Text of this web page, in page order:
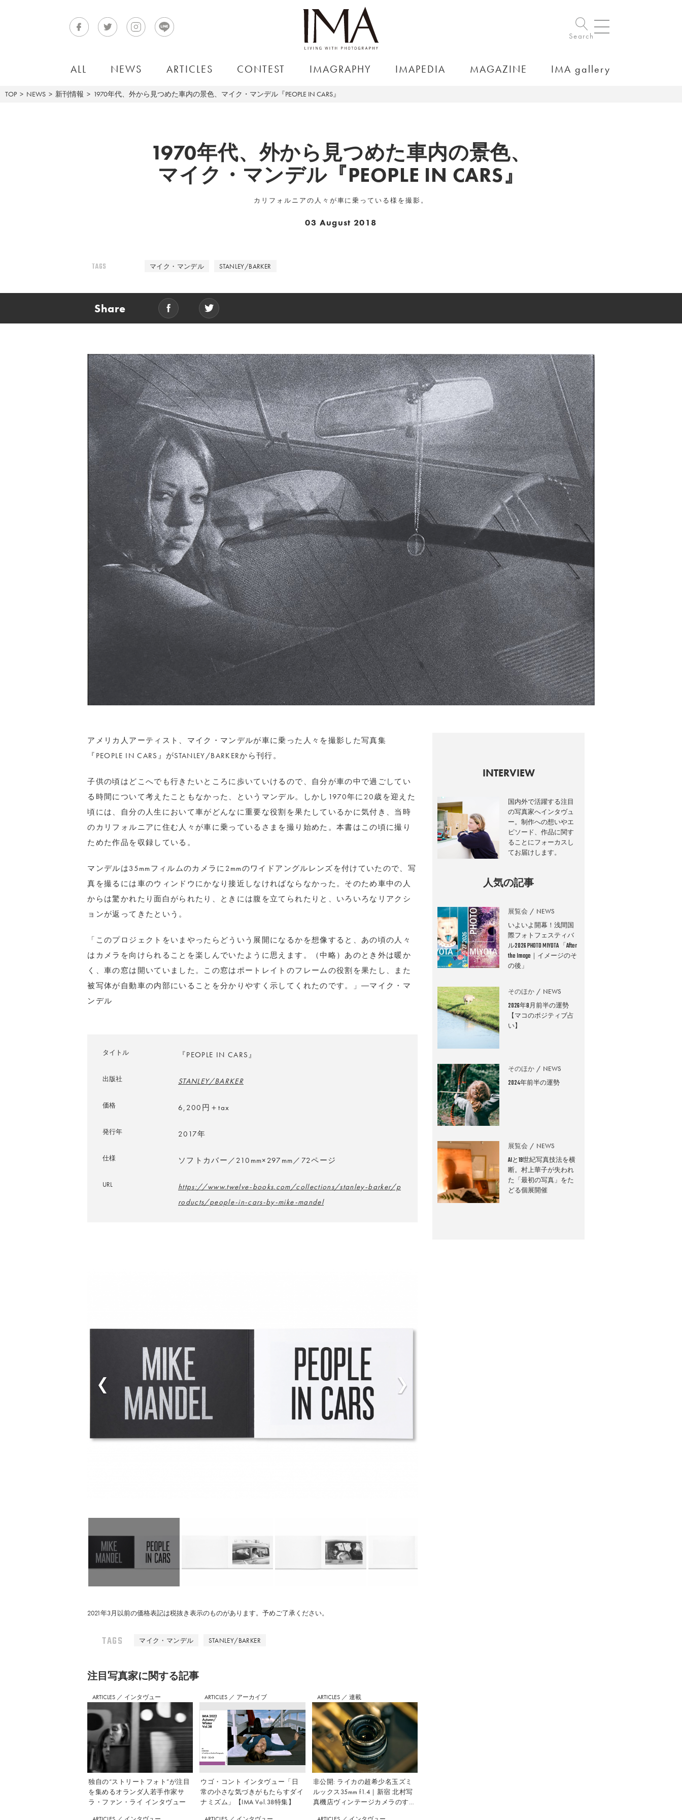
Search
ALL NEWS ARTICLES CONTEST IMAGRAPHY IMAPEDIA MAGAZINE IMA gallery
TOP NEWS 新刊情報 1970年代、外から見つめた車内の景色、マイク・マンデル『PEOPLE IN CARS』
1970年代、外から見つめた車内の景色、
マイク・マンデル『PEOPLE IN CARS』
カリフォルニアの人々が車に乗っている様を撮影。
03 August 2018
TAGS マイク・マンデル STANLEY/BARKER
Share
アメリカ人アーティスト、マイク・マンデルが車に乗った人々を撮影した写真集
『PEOPLE IN CARS』がSTANLEY/BARKERから刊行。
子供の頃はどこへでも行きたいところに歩いていけるので、自分が車の中で過ごしてい
る時間について考えたこともなかった、というマンデル。しかし1970年に20歳を迎えた
頃には、自分の人生において車がどんなに重要な役割を果たしているかに気付き、当時
のカリフォルニアに住む人々が車に乗っているさまを撮り始めた。本書はこの頃に撮り
ためた作品を収録している。
マンデルは35mmフィルムのカメラに2mmのワイドアングルレンズを付けていたので、写
真を撮るには車のウィンドウにかなり接近しなければならなかった。そのため車中の人
からは驚かれたり面白がられたり、ときには腹を立てられたりと、いろいろなリアクシ
ョンが返ってきたという。
「このプロジェクトをいまやったらどういう展開になるかを想像すると、あの頃の人々
はカメラを向けられることを楽しんでいたように思えます。（中略）あのとき外は暖か
く、車の窓は開いていました。この窓はポートレイトのフレームの役割を果たし、また
被写体が自動車の内部にいることを分かりやすく示してくれたのです。」―マイク・マ
ンデル
タイトル 『PEOPLE IN CARS』
出版社 STANLEY/BARKER
価格 6,200円＋tax
発行年 2017年
仕様 ソフトカバー／210mm×297mm／72ページ
URL
https://www.twelve-books.com/collections/stanley-barker/p
roducts/people-in-cars-by-mike-mandel
2021年3月以前の価格表記は税抜き表示のものがあります。予めご了承ください。
TAGS マイク・マンデル STANLEY/BARKER
注⽬写真家に関する記事
ARTICLES ／ インタヴュー
独自の“ストリートフォト”が注目
を集めるオランダ人若手作家サ
ラ・ファン・ライ インタヴュー
ARTICLES ／ アーカイブ
ウゴ・コント インタヴュー「日
常の小さな気づきがもたらすダイ
ナミズム」【IMA Vol.38特集】
ARTICLES ／ 連載
非公開: ライカの超希少名玉ズミ
ルックス35mm f1.4｜新宿 北村写
真機店ヴィンテージカメラのすす
INTERVIEW
国内外で活躍する注目
の写真家へインタヴュ
ー。制作への想いやエ
ピソード、作品に関す
ることにフォーカスし
てお届けします。
人気の記事
展覧会 NEWS
いよいよ開幕！浅間国
際フォトフェスティバ
ル2026 PHOTO MIYOTA 「After
the Image｜イメージのそ
の後」
そのほか NEWS
2026年8月前半の運勢
【マコのポジティブ占
い】
そのほか NEWS
2024年前半の運勢
展覧会 NEWS
AIと19世紀写真技法を横
断。村上華子が失われ
た「最初の写真」をた
どる個展開催